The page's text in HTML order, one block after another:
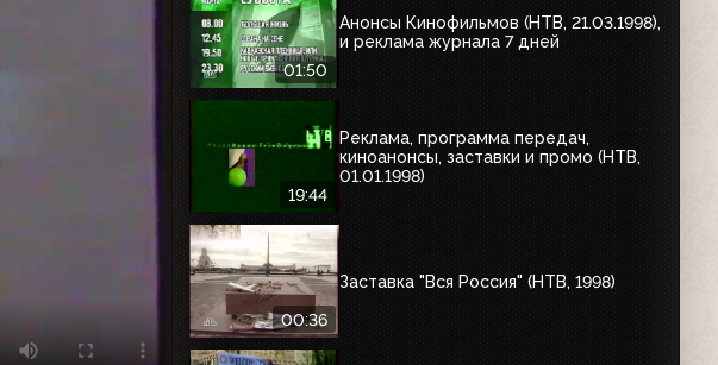
01:50
Анонсы Кинофильмов (НТВ, 21.03.1998),
и реклама журнала 7 дней
19:44
Реклама, программа передач,
киноанонсы, заставки и промо (НТВ,
01.01.1998)
00:36
Заставка "Вся Россия" (НТВ, 1998)